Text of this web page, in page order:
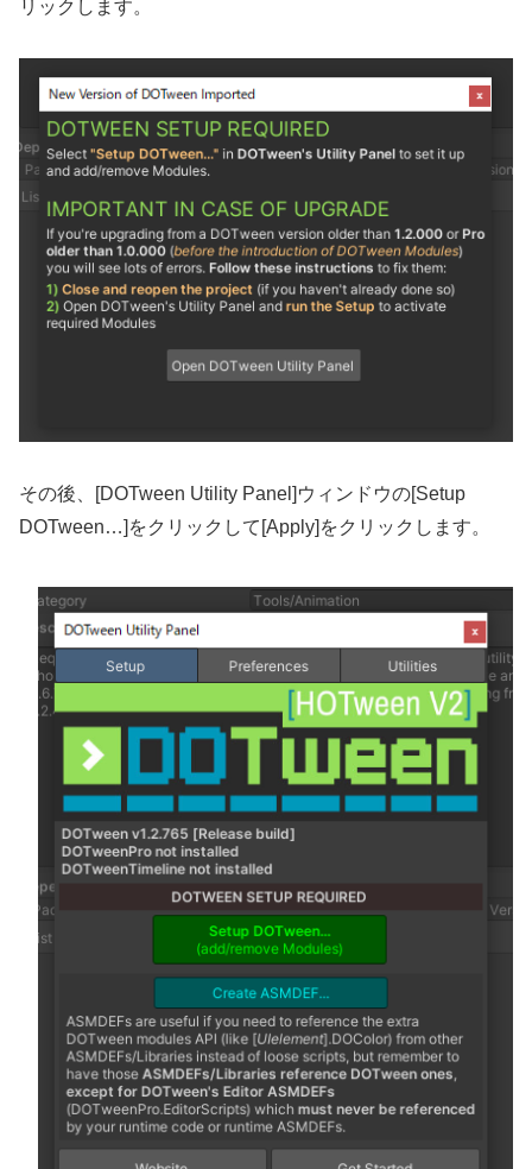
リックします。
その後、[DOTween Utility Panel]ウィンドウの[Setup
DOTween…]をクリックして[Apply]をクリックします。